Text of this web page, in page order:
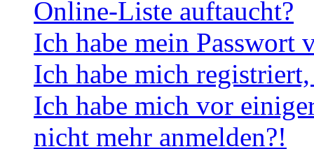
Online-Liste auftaucht?
Ich habe mein Passwort
Ich habe mich
Ich habe mich vor
nicht mehr anmelden?!